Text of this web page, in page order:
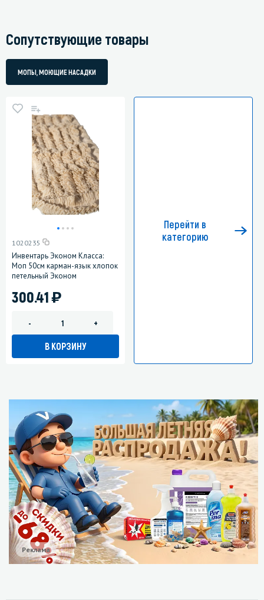
Сопутствующие товары
МОПЫ, МОЮЩИЕ НАСАДКИ
1020235
Инвентарь Эконом Класса:
Моп 50см карман-язык хлопок
петельный Эконом
300.41)
- +
В КОРЗИНУ
Перейти в
категорию
Реклама